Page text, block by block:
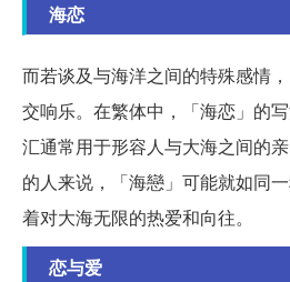
海恋
而若谈及与海洋之间的特殊感情
交响乐。在繁体中，「海恋」的
汇通常用于形容人与大海之间的
的人来说，「海戀」可能就如同
着对大海无限的热爱和向往。
恋与爱